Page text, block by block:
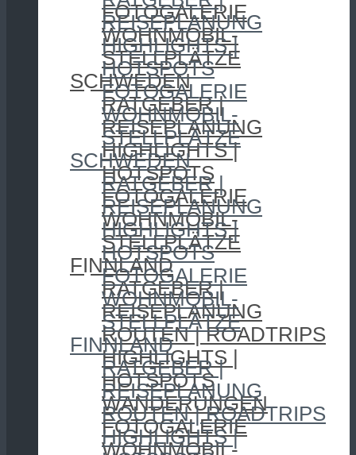
FOTOGALERIE
WOHNMOBIL-
STELLPLÄTZE
SCHWEDEN
RATGEBER |
REISEPLANUNG
HIGHLIGHTS |
HOTSPOTS
FOTOGALERIE
WOHNMOBIL-
STELLPLÄTZE
FINNLAND
RATGEBER |
REISEPLANUNG
ROUTEN | ROADTRIPS
HIGHLIGHTS |
HOTSPOTS
WANDERUNGEN
FOTOGALERIE
WOHNMOBIL-
REISEPLANUNG
HIGHLIGHTS |
HOTSPOTS
FOTOGALERIE
WOHNMOBIL-
STELLPLÄTZE
SCHWEDEN
RATGEBER |
REISEPLANUNG
HIGHLIGHTS |
HOTSPOTS
FOTOGALERIE
WOHNMOBIL-
STELLPLÄTZE
FINNLAND
RATGEBER |
REISEPLANUNG
ROUTEN | ROADTRIPS
HIGHLIGHTS |